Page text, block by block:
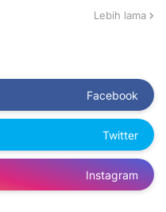
Lebih lama
Facebook
Twitter
Instagram